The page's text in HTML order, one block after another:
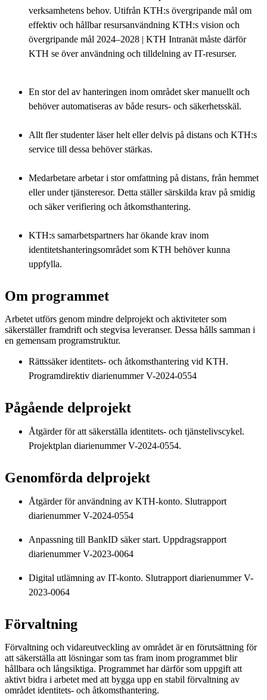
verksamhetens behov. Utifrån KTH:s övergripande mål om
effektiv och hållbar resursanvändning KTH:s vision och
övergripande mål 2024–2028 | KTH Intranät måste därför
KTH se över användning och tilldelning av IT-resurser.
En stor del av hanteringen inom området sker manuellt och
behöver automatiseras av både resurs- och säkerhetsskäl.
Allt fler studenter läser helt eller delvis på distans och KTH:s
service till dessa behöver stärkas.
Medarbetare arbetar i stor omfattning på distans, från hemmet
eller under tjänsteresor. Detta ställer särskilda krav på smidig
och säker verifiering och åtkomsthantering.
KTH:s samarbetspartners har ökande krav inom
identitetshanteringsområdet som KTH behöver kunna
uppfylla.
Om programmet
Arbetet utförs genom mindre delprojekt och aktiviteter som
säkerställer framdrift och stegvisa leveranser. Dessa hålls samman i
en gemensam programstruktur.
Rättssäker identitets- och åtkomsthantering vid KTH.
Programdirektiv diarienummer ​V-2024-0554​
Pågående delprojekt
Åtgärder för att säkerställa identitets- och tjänstelivscykel.
Projektplan diarienummer V-2024-0554.
Genomförda delprojekt
Åtgärder för användning av KTH-konto. Slutrapport
diarienummer V-2024-0554
Anpassning till BankID säker start. Uppdragsrapport
diarienummer V-2023-0064
Digital utlämning av IT-konto. Slutrapport diarienummer V-
2023-0064
Förvaltning
Förvaltning och vidareutveckling av området är en förutsättning för
att säkerställa att lösningar som tas fram inom programmet blir
hållbara och långsiktiga. Programmet har därför som uppgift att
aktivt bidra i arbetet med att bygga upp en stabil förvaltning av
området identitets- och åtkomsthantering.